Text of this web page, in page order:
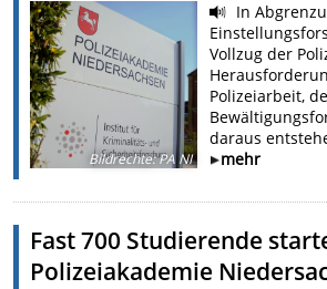
Bildrechte:PA NI
In
Vollzug der
Polizeiarbeit,
daraus
mehr
Fast 700 Studierende
Polizeiakademie